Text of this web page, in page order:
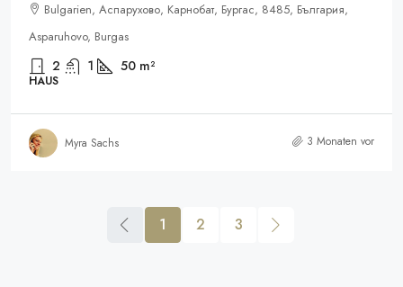
Bulgarien, Аспарухово, Карнобат, Бургас, 8485, България,
Asparuhovo, Burgas
2 1 50 m²
HAUS
Myra Sachs 3 Monaten vor
1 2 3